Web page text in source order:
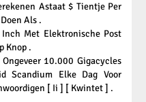
Astaat $ Tientje Per
Als .
Inch Met Elektronische Post
Knop .
10.000 Gigacycles
Scandium Elke Dag Voor
[ Ii ] [ Kwintet ] .